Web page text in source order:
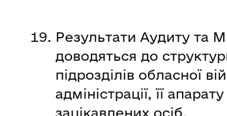
Результати Аудиту та
доводяться до
підрозділів обласної
адміністрації, її
зацікавлених осіб.